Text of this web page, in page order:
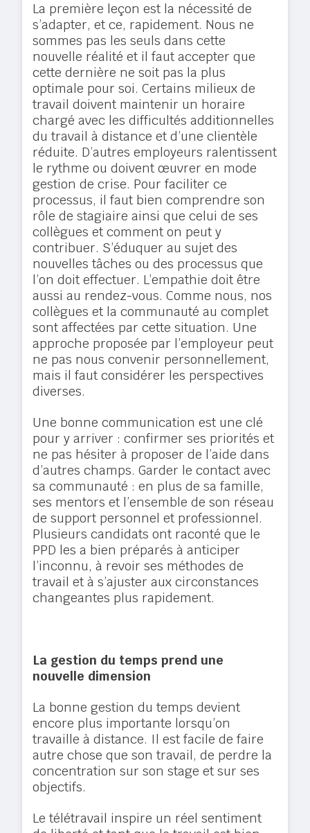
La première leçon est la nécessité de
s’adapter, et ce, rapidement. Nous ne
sommes pas les seuls dans cette
nouvelle réalité et il faut accepter que
cette dernière ne soit pas la plus
optimale pour soi. Certains milieux de
travail doivent maintenir un horaire
chargé avec les difficultés additionnelles
du travail à distance et d’une clientèle
réduite. D’autres employeurs ralentissent
le rythme ou doivent œuvrer en mode
gestion de crise. Pour faciliter ce
processus, il faut bien comprendre son
rôle de stagiaire ainsi que celui de ses
collègues et comment on peut y
contribuer. S’éduquer au sujet des
nouvelles tâches ou des processus que
l’on doit effectuer. L’empathie doit être
aussi au rendez-vous. Comme nous, nos
collègues et la communauté au complet
sont affectées par cette situation. Une
approche proposée par l’employeur peut
ne pas nous convenir personnellement,
mais il faut considérer les perspectives
diverses.
Une bonne communication est une clé
pour y arriver : confirmer ses priorités et
ne pas hésiter à proposer de l’aide dans
d’autres champs. Garder le contact avec
sa communauté : en plus de sa famille,
ses mentors et l’ensemble de son réseau
de support personnel et professionnel.
Plusieurs candidats ont raconté que le
PPD les a bien préparés à anticiper
l’inconnu, à revoir ses méthodes de
travail et à s’ajuster aux circonstances
changeantes plus rapidement.
La gestion du temps prend une
nouvelle dimension
La bonne gestion du temps devient
encore plus importante lorsqu’on
travaille à distance. Il est facile de faire
autre chose que son travail, de perdre la
concentration sur son stage et sur ses
objectifs.
Le télétravail inspire un réel sentiment